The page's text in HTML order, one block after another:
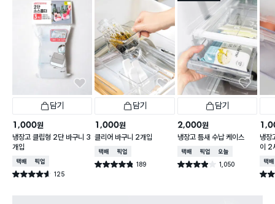
담기
1,000원
냉장고 클립형 2단 바구니 3
개입
택배배송매장픽업
별점 4.6점 125
건 작성
담기
1,000원
클리어 바구니 2개입
택배배송매장픽업
별점 4.8점 189
건 작성
담기
2,000원
냉장고 틈새 수납 케이스
택배배송매장픽업오늘배송
별점 3.9점 1,050
건 작성
냉장
이 2
택배
별점